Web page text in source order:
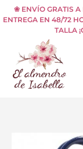
al
contenido
❀ ENVÍO GRATIS
ENTREGA EN 48/72
TALLA